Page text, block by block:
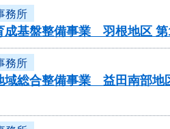
務所
成基盤整備事業 羽根地区
務所
域総合整備事業 益田南部